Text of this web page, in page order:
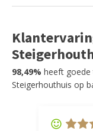
98,49% heeft
Steigerhouthuis op